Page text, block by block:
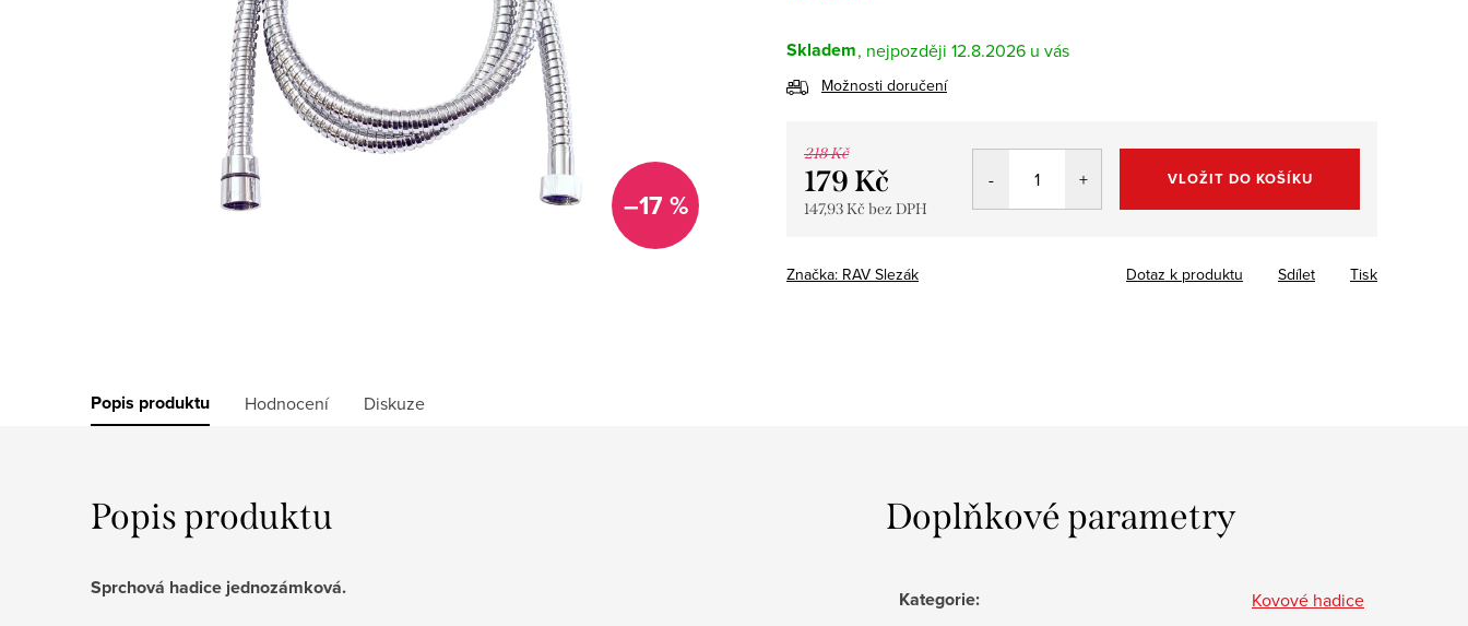
–17 %
Skladem 12.8.2026
Možnosti doručení
218 Kč
179 Kč
147,93 Kč bez DPH
VLOŽIT DO KOŠÍKU
Značka: RAV Slezák Tisk
Dotaz k produktu Sdílet
Popis produktu Hodnocení Diskuze
Popis produktu
Sprchová hadice jednozámková.
Doplňkové parametry
Kategorie: Kovové hadice